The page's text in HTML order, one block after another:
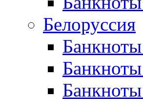
Белоруссия